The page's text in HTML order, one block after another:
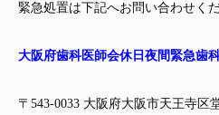
緊急処置は下記へお問い合わせくだ
大阪府歯科医師会休日夜間緊急歯
〒543-0033 大阪府大阪市天王寺区